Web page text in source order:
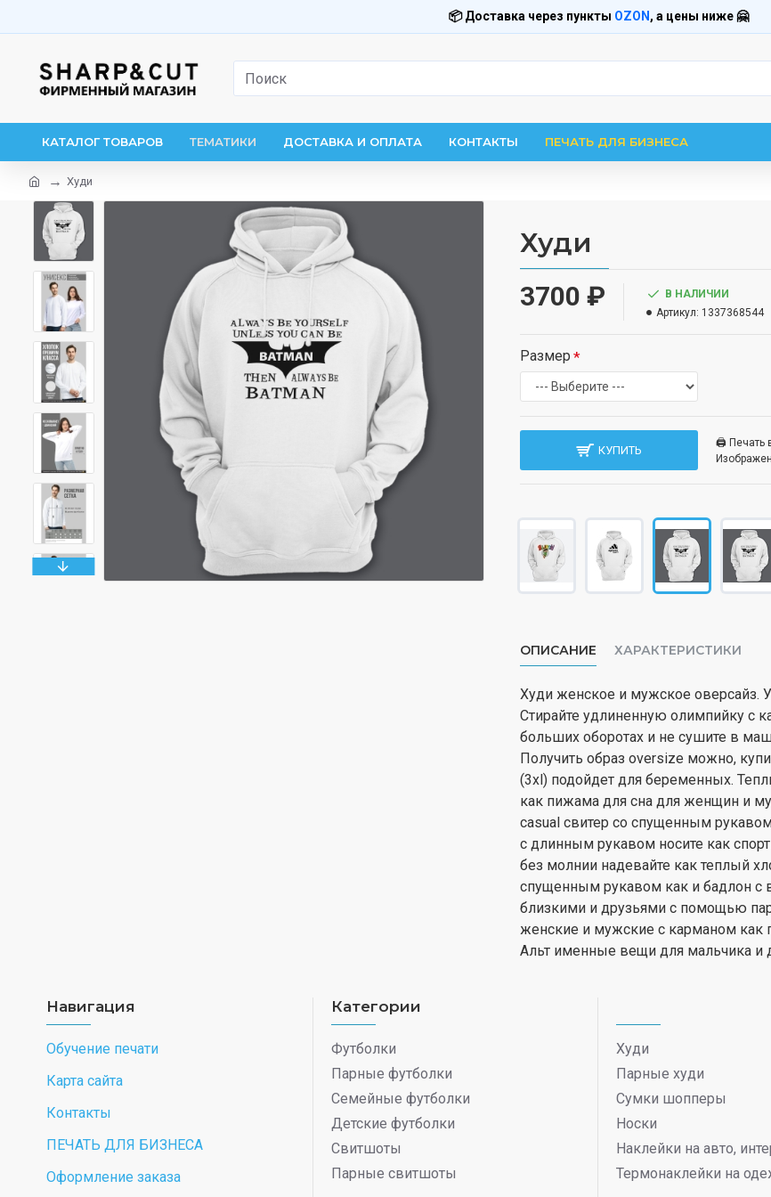
📦 Доставка через пункты OZON , а цены ниже 🤗
КАТАЛОГ ТОВАРОВ ТЕМАТИКИ ДОСТАВКА И ОПЛАТА КОНТАКТЫ ПЕЧАТЬ ДЛЯ БИЗНЕСА
Худи
Худи
3700 ₽
В НАЛИЧИИ
Артикул: 1337368544
Размер
КУПИТЬ
🖨️ Печать
ОПИСАНИЕ ХАРАКТЕРИСТИКИ
Худи женское и мужское оверсайз.
Стирайте удлиненную олимпийку с
больших оборотах и не сушите в
Получить образ oversize можно,
(3xl) подойдет для беременных.
как пижама для сна для женщин и
casual свитер со спущенным
с длинным рукавом носите как
без молнии надевайте как теплый
спущенным рукавом как и бадлон с
близкими и друзьями с помощью
женские и мужские с карманом
Альт именные вещи для мальчика и
Навигация
Обучение печати
Карта сайта
Контакты
ПЕЧАТЬ ДЛЯ БИЗНЕСА
Оформление заказа
Категории
Футболки
Парные футболки
Семейные футболки
Детские футболки
Свитшоты
Парные свитшоты
Худи
Парные худи
Сумки шопперы
Носки
Наклейки на авто,
Термонаклейки на